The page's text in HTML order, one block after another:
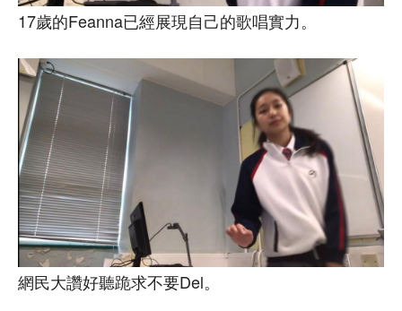
17歲的Feanna已經展現自己的歌唱實力。
網民大讚好聽跪求不要Del。